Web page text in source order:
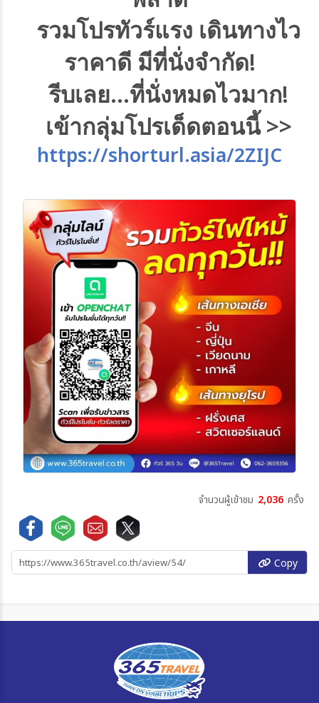
รวมโปรทัวร์แรง เดินทางไว
ราคาดี มีที่นั่งจำกัด!
รีบเลย…ที่นั่งหมดไวมาก!
เข้ากลุ่มโปรเด็ดตอนนี้>>
https://shorturl.asia/2ZIJC
จำนวนผู้เข้าชม 2,036 ครั้ง
Copy